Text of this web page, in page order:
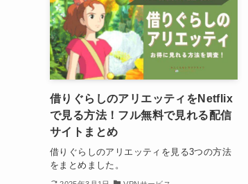
借りぐらしのアリエッティをNetflix
で見る方法！フル無料で見れる配信
サイトまとめ
借りぐらしのアリエッティを見る3つの方法
をまとめました。